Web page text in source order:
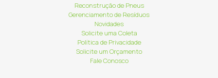
Reconstrução de Pneus
Gerenciamento de Resíduos
Novidades
Solicite uma Coleta
Política de Privacidade
Solicite um Orçamento
Fale Conosco